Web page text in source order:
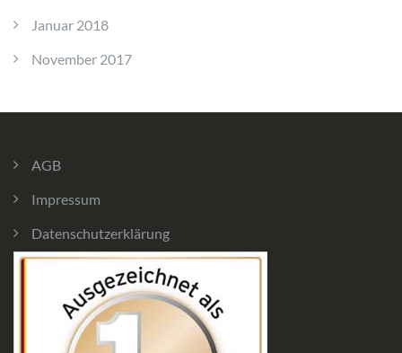
Januar 2018
November 2017
AGB
Impressum
Datenschutzerklärung